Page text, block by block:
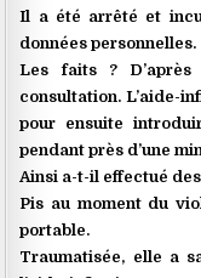
Il a été arrêté et
données personnelles.
Les faits ?
consultation. L’aide-
pour ensuite
pendant près d’une
Ainsi a-t-il effectué
Pis au moment du
portable.
Traumatisée, elle a